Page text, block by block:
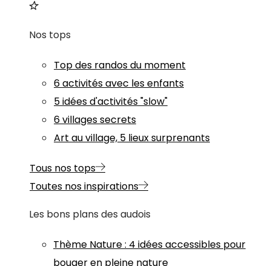
Nos tops
Top des randos du moment
6 activités avec les enfants
5 idées d'activités "slow"
6 villages secrets
Art au village, 5 lieux surprenants
Tous nos tops
Toutes nos inspirations
Les bons plans des audois
Thème Nature: 4 idées accessibles pour
bouger en pleine nature